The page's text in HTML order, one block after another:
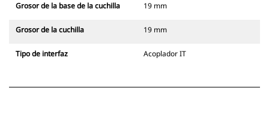
Grosor de la base de la cuchilla 19 mm
Grosor de la cuchilla 19 mm
Tipo de interfaz Acoplador IT